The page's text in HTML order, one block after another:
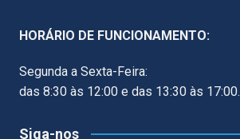
HORÁRIO DE FUNCIONAMENTO:
Segunda a Sexta-Feira:
das 8:30 às 12:00 e das 13:30 às 17:00.
Siga-nos